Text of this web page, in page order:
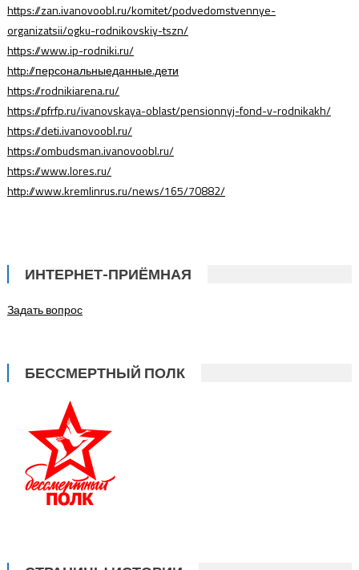
https://zan.ivanovoobl.ru/komitet/podvedomstvennye-
organizatsii/ogku-rodnikovskiy-tszn/
https://www.ip-rodniki.ru/
http://персональныеданные.дети
https://rodnikiarena.ru/
https://pfrfp.ru/ivanovskaya-oblast/pensionnyj-fond-v-rodnikakh/
https://deti.ivanovoobl.ru/
https://ombudsman.ivanovoobl.ru/
https://www.lores.ru/
http://www.kremlinrus.ru/news/165/70882/
ИНТЕРНЕТ-ПРИЁМНАЯ
Задать вопрос
БЕССМЕРТНЫЙ ПОЛК